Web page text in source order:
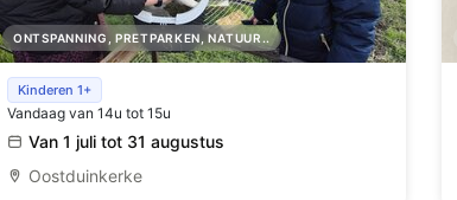
ONTSPANNING, PRETPARKEN, NATUUR..
Boerderijbezoek
Kinderen 1+
Vandaag van 14u tot 15u
Van 1 juli tot 31 augustus
Oostduinkerke